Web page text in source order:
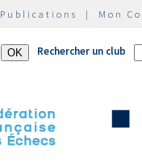
Publications | Mon
Rechercher un club